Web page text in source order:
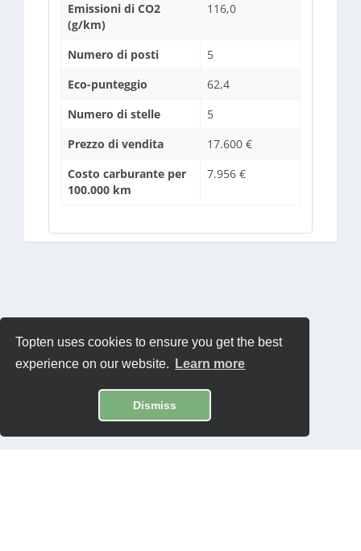
Topten uses cookies to ensure you get the best
experience on our website.
Learn more
Dismiss
Emissioni di CO2
(g/km)
116,0
Numero di posti
5
Eco-punteggio
62,4
Numero di stelle
5
Prezzo di vendita
17.600 €
Costo carburante per
100.000 km
7.956 €